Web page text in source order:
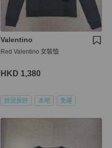
Valentino
Red Valentino 女裝恤
HKD 1,380
狀況良好 本地 免運